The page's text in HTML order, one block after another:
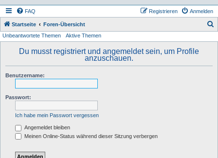
FAQ Anmelden
Registrieren
Startseite Foren-Übersicht
Unbeantwortete Themen Aktive Themen
Du musst registriert und angemeldet sein, um Profile
anzuschauen.
Benutzername:
Passwort:
Ich habe mein Passwort vergessen
Angemeldet bleiben
Meinen Online-Status während dieser Sitzung verbergen